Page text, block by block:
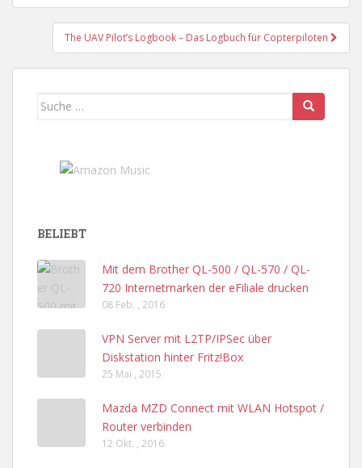
The UAV Pilot’s Logbook – Das Logbuch für Copterpiloten
Suche
BELIEBT
Mit dem Brother QL-500 / QL-570 / QL-
720 Internetmarken der eFiliale drucken
08 Feb. , 2016
VPN Server mit L2TP/IPSec über
Diskstation hinter Fritz!Box
25 Mai , 2015
Mazda MZD Connect mit WLAN Hotspot /
Router verbinden
12 Okt. , 2016